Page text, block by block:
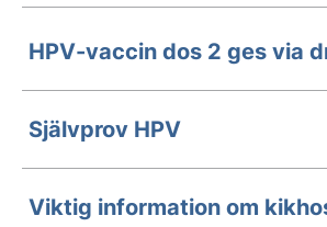
HPV-vaccin dos 2 ges via
Självprov HPV
Viktig information om